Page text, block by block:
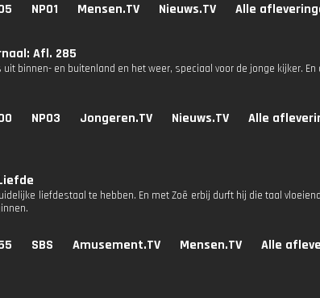
NPO1 Mensen.TV Nieuws.TV Alle
Afl. 285
binnen- en buitenland en het weer, speciaal voor de jonge kijker. En
NPO3 Jongeren.TV Nieuws.TV Alle
liefdestaal te hebben. En met Zoë erbij durft hij die taal
SBS Amusement.TV Mensen.TV Alle